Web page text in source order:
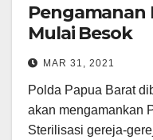
Pengamanan
Mulai Besok
MAR 31, 2021
Polda Papua Barat
akan mengamankan
Sterilisasi gereja-